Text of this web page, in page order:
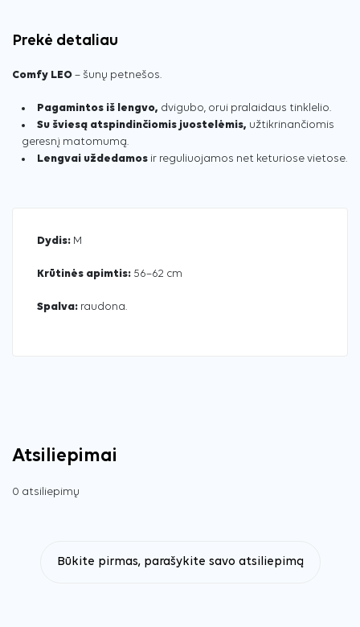
Prekė detaliau
Comfy LEO – šunų petnešos.
Pagamintos iš lengvo, dvigubo, orui pralaidaus tinklelio.
Su šviesą atspindinčiomis juostelėmis, užtikrinančiomis
geresnį matomumą.
Lengvai uždedamos ir reguliuojamos net keturiose vietose.
Dydis: M
Krūtinės apimtis: 56–62 cm
Spalva: raudona.
Atsiliepimai
0 atsiliepimų
Būkite pirmas, parašykite savo atsiliepimą